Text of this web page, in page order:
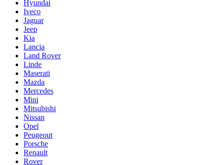
Hyundai
Iveco
Jaguar
Jeep
Kia
Lancia
Land Rover
Linde
Maserati
Mazda
Mercedes
Mini
Mitsubishi
Nissan
Opel
Peugeout
Porsche
Renault
Rover